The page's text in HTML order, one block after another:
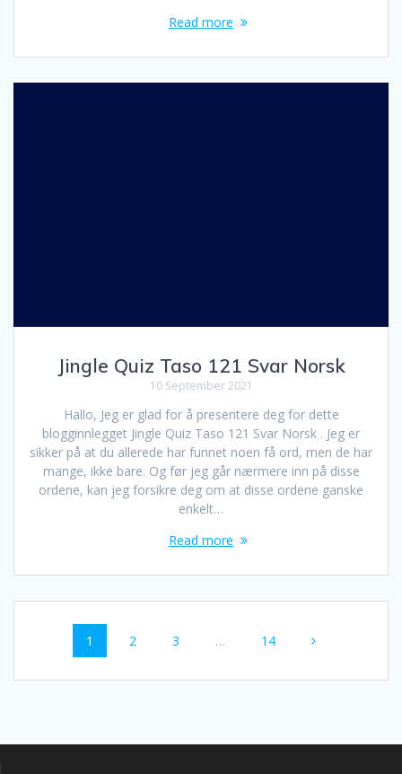
Read more
Jingle Quiz Taso 121 Svar Norsk
10 September 2021
Hallo, Jeg er glad for å presentere deg for dette
blogginnlegget Jingle Quiz Taso 121 Svar Norsk . Jeg er
sikker på at du allerede har funnet noen få ord, men de har
mange, ikke bare. Og før jeg går nærmere inn på disse
ordene, kan jeg forsikre deg om at disse ordene ganske
enkelt…
Read more
Posts
navigation
Page
1 Page
2 Page
3 … Page
14